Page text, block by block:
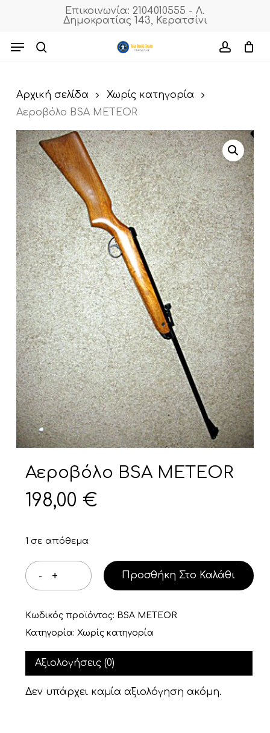
content
Επικοινωνία: 2104010555 - Λ.
Δημοκρατίας 143, Κερατσίνι
Menu
Cart
Αρχική σελίδα
Χωρίς κατηγορία
Αεροβόλο BSA METEOR
Αεροβόλο BSA METEOR
198,00 €
1 σε απόθεμα
Προσθήκη Στο Καλάθι
Κωδικός προϊόντος: BSA METEOR
Κατηγορία: Χωρίς κατηγορία
Αξιολογήσεις (0)
Δεν υπάρχει καμία αξιολόγηση ακόμη.